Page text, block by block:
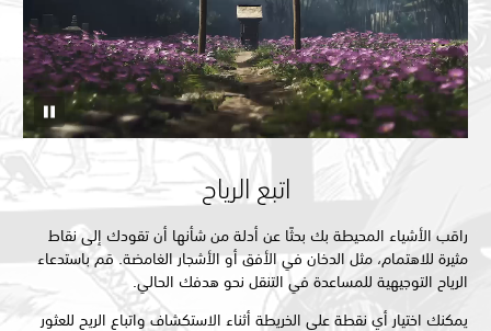
اتبع الرياح
راقب الأشياء المحيطة بك بحثًا عن أدلة من شأنها أن تقودك إلى نقاط
مثيرة للاهتمام، مثل الدخان في الأفق أو الأشجار الغامضة. قم باستدعاء
الرياح التوجيهية للمساعدة في التنقل نحو هدفك الحالي.
يمكنك اختيار أي نقطة على الخريطة أثناء الاستكشاف واتباع الريح للعثور